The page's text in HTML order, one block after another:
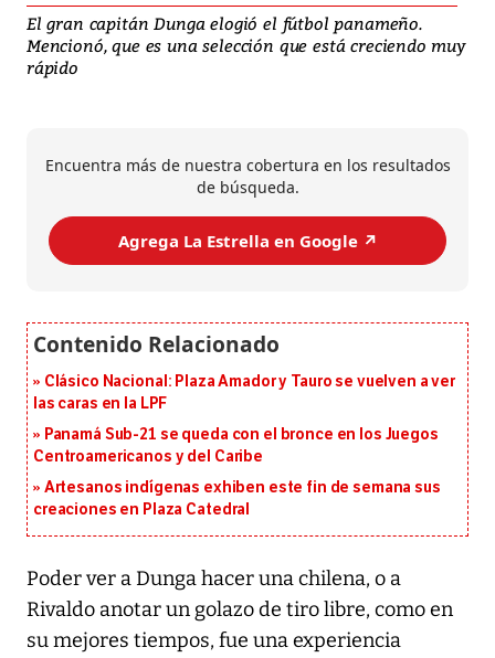
El gran capitán Dunga elogió el fútbol panameño.
Mencionó, que es una selección que está creciendo muy
rápido
Encuentra más de nuestra cobertura en los resultados
de búsqueda.
Agrega La Estrella en Google ↗️
Clásico Nacional: Plaza Amador y Tauro se vuelven a ver
las caras en la LPF
Panamá Sub-21 se queda con el bronce en los Juegos
Centroamericanos y del Caribe
Artesanos indígenas exhiben este fin de semana sus
creaciones en Plaza Catedral
Poder ver a Dunga hacer una chilena, o a
Rivaldo anotar un golazo de tiro libre, como en
su mejores tiempos, fue una experiencia